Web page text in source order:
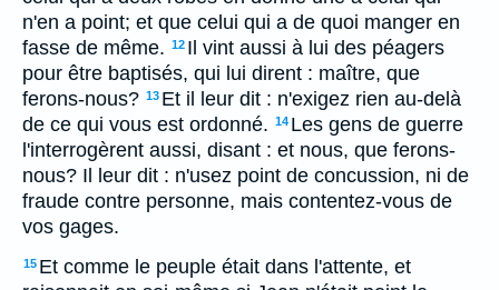
n'en a point; et que celui qui a de quoi manger en
fasse de même. 12 Il vint aussi à lui des péagers
pour être baptisés, qui lui dirent : maître, que
ferons-nous? 13 Et il leur dit : n'exigez rien au-delà
de ce qui vous est ordonné. 14 Les gens de guerre
l'interrogèrent aussi, disant : et nous, que ferons-
nous? Il leur dit : n'usez point de concussion, ni de
fraude contre personne, mais contentez-vous de
vos gages.
15 Et comme le peuple était dans l'attente, et